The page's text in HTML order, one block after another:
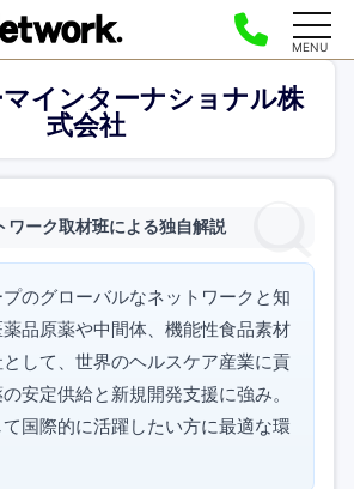
MENU
インターナショナル株
式会社
ワーク取材班による独自解説
のグローバルなネットワークと知
薬品原薬や中間体、機能性食品素材
して、世界のヘルスケア産業に貢
安定供給と新規開発支援に強み。
国際的に活躍したい方に最適な環